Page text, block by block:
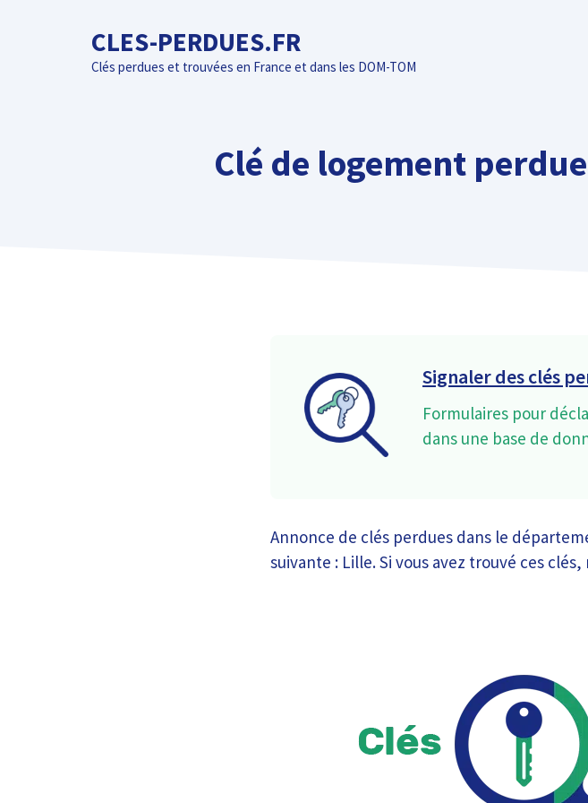
CLES-PERDUES.FR
Clés perdues et trouvées en France et dans les DOM-TOM
Clé de logement
Signaler des clés
Formulaires pour
dans une base de
Annonce de clés perdues dans le
suivante : Lille. Si vous avez trouvé ces